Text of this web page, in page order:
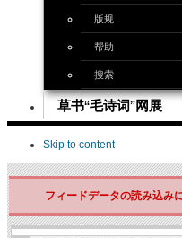
版规
帮助
搜索
草书“毛诗词”网展
Skip to content
フィードデータの読み込み